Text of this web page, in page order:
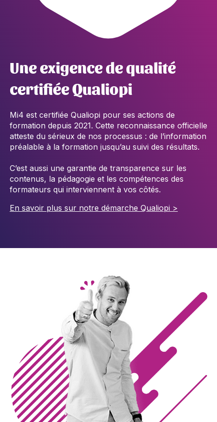
Une exigence de qualité
certifiée Qualiopi
Mi4 est certifiée Qualiopi pour ses actions de
formation depuis 2021. Cette reconnaissance officielle
atteste du sérieux de nos processus : de l’information
préalable à la formation jusqu’au suivi des résultats.
C’est aussi une garantie de transparence sur les
contenus, la pédagogie et les compétences des
formateurs qui interviennent à vos côtés.
En savoir plus sur notre démarche Qualiopi >